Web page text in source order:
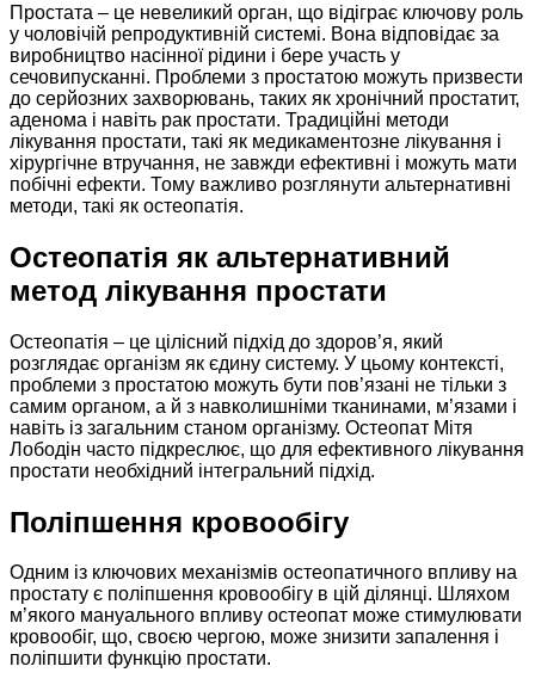
Простата – це невеликий орган, що відіграє ключову роль
у чоловічій репродуктивній системі. Вона відповідає за
виробництво насінної рідини і бере участь у
сечовипусканні. Проблеми з простатою можуть призвести
до серйозних захворювань, таких як хронічний простатит,
аденома і навіть рак простати. Традиційні методи
лікування простати, такі як медикаментозне лікування і
хірургічне втручання, не завжди ефективні і можуть мати
побічні ефекти. Тому важливо розглянути альтернативні
методи, такі як остеопатія.
Остеопатія як альтернативний
метод лікування простати
Остеопатія – це цілісний підхід до здоров’я, який
розглядає організм як єдину систему. У цьому контексті,
проблеми з простатою можуть бути пов’язані не тільки з
самим органом, а й з навколишніми тканинами, м’язами і
навіть із загальним станом організму. Остеопат Мітя
Лободін часто підкреслює, що для ефективного лікування
простати необхідний інтегральний підхід.
Поліпшення кровообігу
Одним із ключових механізмів остеопатичного впливу на
простату є поліпшення кровообігу в цій ділянці. Шляхом
м’якого мануального впливу остеопат може стимулювати
кровообіг, що, своєю чергою, може знизити запалення і
поліпшити функцію простати.